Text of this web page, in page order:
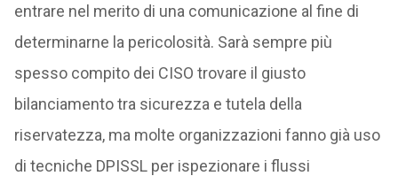
entrare nel merito di una comunicazione al fine di
determinarne la pericolosità. Sarà sempre più
spesso compito dei CISO trovare il giusto
bilanciamento tra sicurezza e tutela della
riservatezza, ma molte organizzazioni fanno già uso
di tecniche DPISSL per ispezionare i flussi